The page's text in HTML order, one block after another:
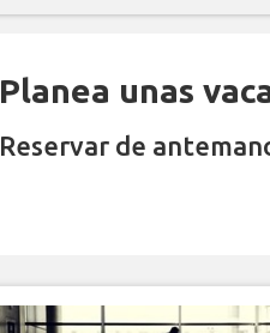
Planea unas
Reservar de